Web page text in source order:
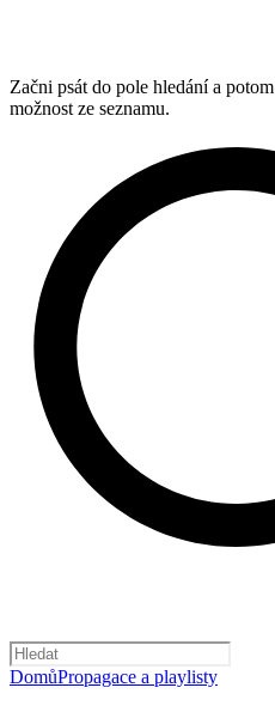
Začni psát do pole hledání a
možnost ze seznamu.
DomůPropagace a playlisty